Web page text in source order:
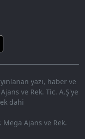
yazı, haber ve
ve Rek. Tic. A.Ş'ye
dahi
Mega Ajans ve Rek.